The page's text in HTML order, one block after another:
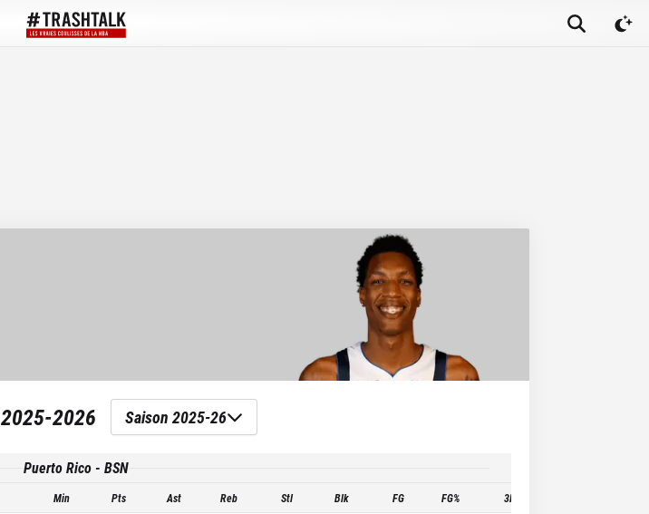
2025-2026 Saison 2025-26
Puerto Rico - BSN
Min Pts Ast Reb Stl Blk FG FG% 3P